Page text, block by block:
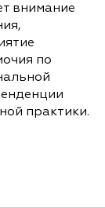
внимание
по
практики.